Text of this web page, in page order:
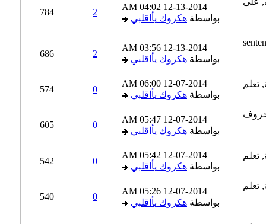
12-13-2014
04:02 AM
بواسطةهكروك يأاقلبي
784
12-13-2014
03:56 AM
بواسطةهكروك يأاقلبي
686
12-07-2014
06:00 AM
بواسطةهكروك يأاقلبي
574
12-07-2014
05:47 AM
بواسطةهكروك يأاقلبي
605
12-07-2014
05:42 AM
بواسطةهكروك يأاقلبي
542
12-07-2014
05:26 AM
بواسطةهكروك يأاقلبي
540